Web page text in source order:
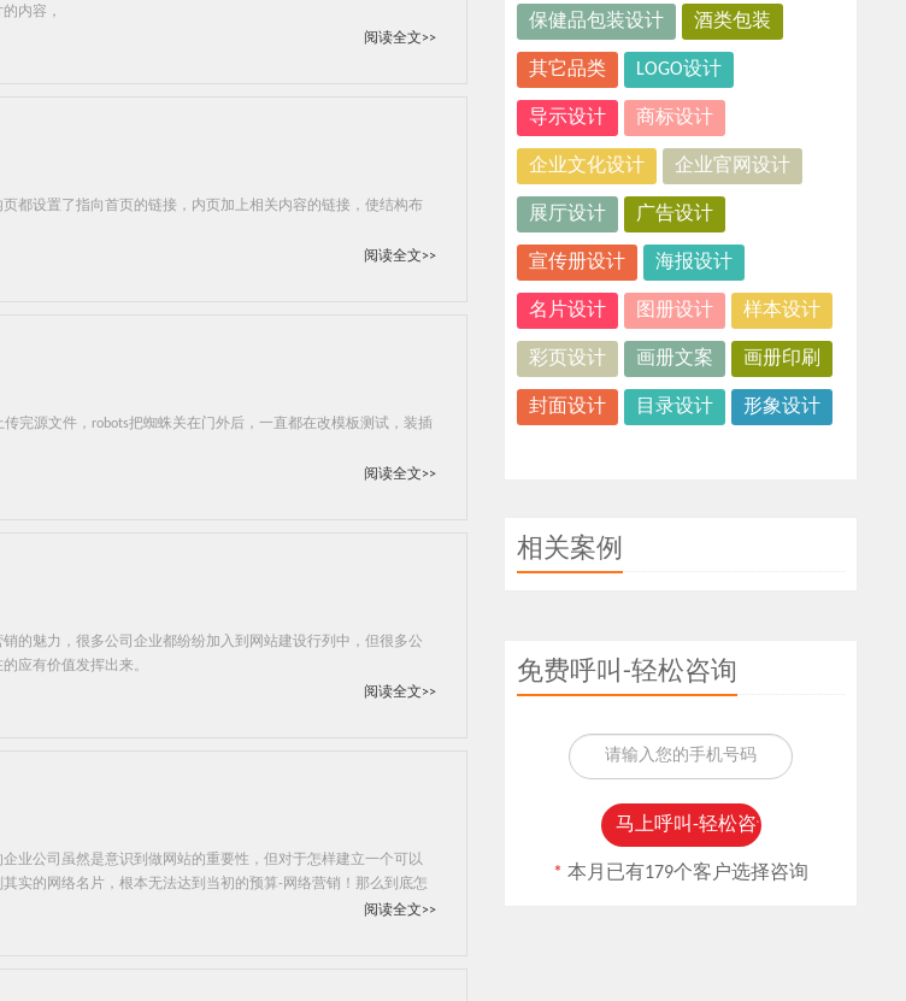
内容，
阅读全文>>
都设置了指向首页的链接，内页加上相关内容的链接，使结构布
阅读全文>>
完源文件，robots把蜘蛛关在门外后，一直都在改模板测试，装插
阅读全文>>
的魅力，很多公司企业都纷纷加入到网站建设行列中，但很多公
应有价值发挥出来。
阅读全文>>
业公司虽然是意识到做网站的重要性，但对于怎样建立一个可以
实的网络名片，根本无法达到当初的预算-网络营销！那么到底怎
阅读全文>>
保健品包装设计 酒类包装
其它品类 LOGO设计
导示设计 商标设计
企业文化设计 企业官网设计
展厅设计 广告设计
宣传册设计 海报设计
名片设计 图册设计 样本设计
彩页设计 画册文案 画册印刷
封面设计 目录设计 形象设计
相关案例
免费呼叫-轻松咨询
*本月已有179个客户选择咨询